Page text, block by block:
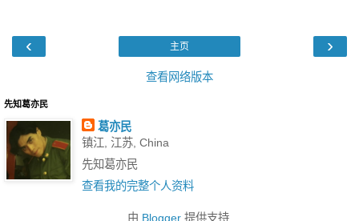
‹ ›
主页
查看网络版本
先知葛亦民
葛亦民
镇江, 江苏, China
先知葛亦民
查看我的完整个人资料
由 Blogger提供支持.